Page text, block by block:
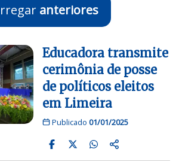
anteriores
Educadora transmite
cerimônia de posse
de políticos eleitos
em Limeira
Publicado 01/01/2025